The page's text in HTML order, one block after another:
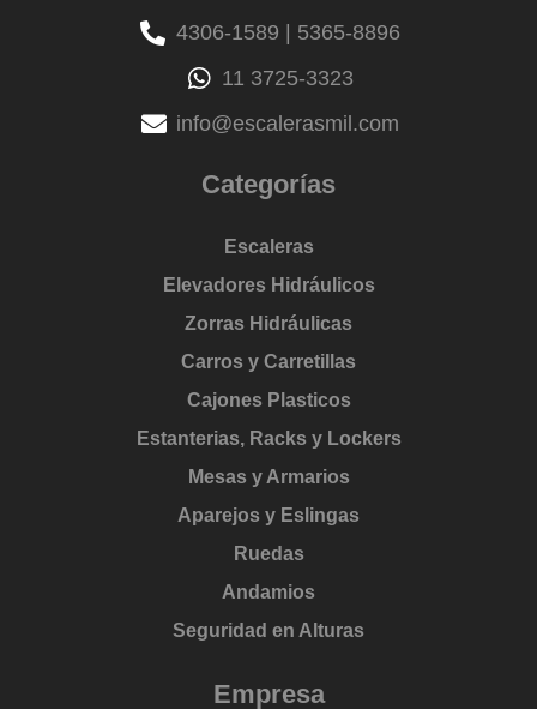
4306-1589 | 5365-8896
11 3725-3323
info@escalerasmil.com
Categorías
Escaleras
Elevadores Hidráulicos
Zorras Hidráulicas
Carros y Carretillas
Cajones Plasticos
Estanterias, Racks y Lockers
Mesas y Armarios
Aparejos y Eslingas
Ruedas
Andamios
Seguridad en Alturas
Empresa